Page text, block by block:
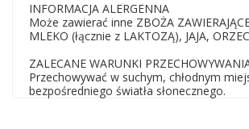
INFORMACJA ALERGENNA
Może zawierać inne ZBOŻA
MLEKO (łącznie z LAKTOZĄ), JAJA,
ZALECANE WARUNKI
Przechowywać w suchym, chłodnym
bezpośredniego światła słonecznego.